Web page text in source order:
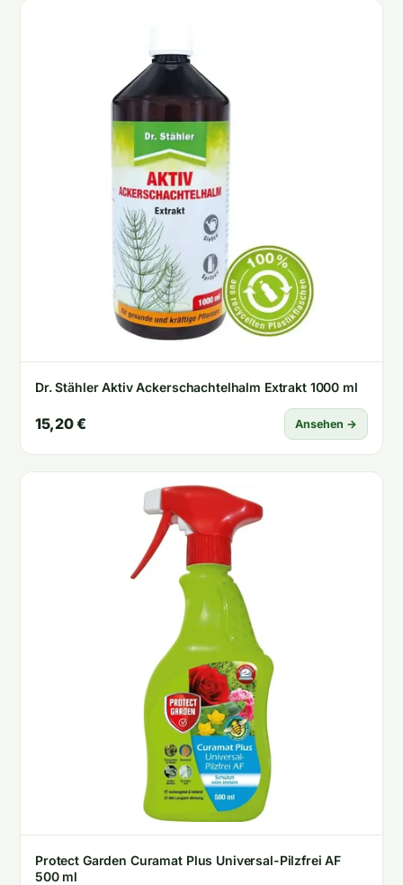
Dr. Stähler Aktiv Ackerschachtelhalm Extrakt 1000 ml
15,20 € Ansehen →
Protect Garden Curamat Plus Universal-Pilzfrei AF
500 ml